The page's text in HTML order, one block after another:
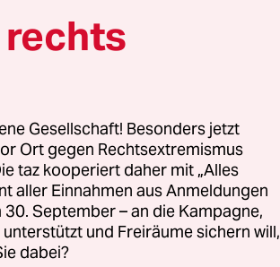
werden
Ver­tre­te­r*in­
Gesellschaft! Besonders jetzt
Ort gegen Rechtsextremismus
taz kooperiert daher mit „Alles
aller Einnahmen aus Anmeldungen
30. September – an die Kampagne,
und Freiräume sichern will,
dabei?